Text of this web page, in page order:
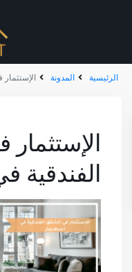
الرئيسية المدونة
الفندقية